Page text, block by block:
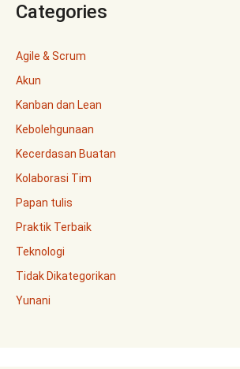
Categories
Agile & Scrum
Akun
Kanban dan Lean
Kebolehgunaan
Kecerdasan Buatan
Kolaborasi Tim
Papan tulis
Praktik Terbaik
Teknologi
Tidak Dikategorikan
Yunani